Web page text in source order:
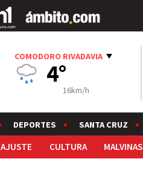
COMODORO RIVADAVIA
4°
16km/h
DEPORTES SANTA CRUZ
AJUSTE CULTURA MALVINAS